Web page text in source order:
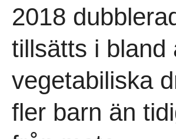
2018
tillsätts i bland
vegetabiliska
fler barn än